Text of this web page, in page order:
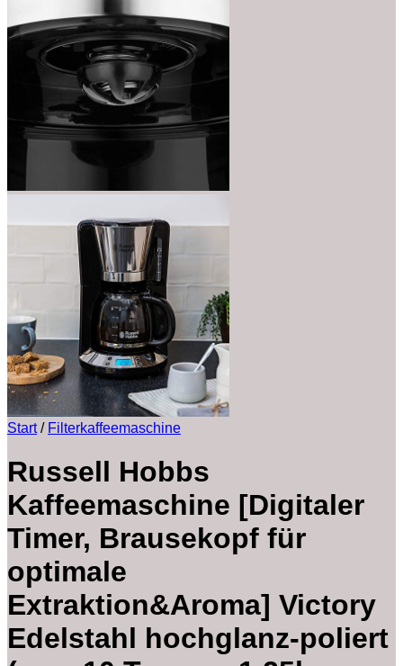
Start / Filterkaffeemaschine
Russell Hobbs
Kaffeemaschine [Digitaler
Timer, Brausekopf für
optimale
Extraktion&Aroma] Victory
Edelstahl hochglanz-poliert